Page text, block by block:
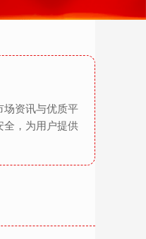
场资讯与优质平
全，为用户提供